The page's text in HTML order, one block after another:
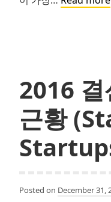
2016 결
근황
Posted on December 31,